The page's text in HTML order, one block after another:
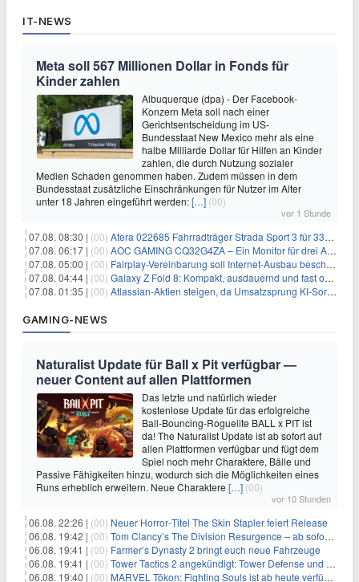
IT-NEWS
Meta soll 567 Millionen Dollar in Fonds für
Kinder zahlen
Albuquerque (dpa) - Der Facebook-
Konzern Meta soll nach einer
Gerichtsentscheidung im US-
Bundesstaat New Mexico mehr als eine
halbe Milliarde Dollar für Hilfen an Kinder
zahlen, die durch Nutzung sozialer
Medien Schaden genommen haben. Zudem müssen in dem
Bundesstaat zusätzliche Einschränkungen für Nutzer im Alter
unter 18 Jahren eingeführt werden:[…] (00)
vor 1 Stunde
07.08. 08:30 | (00) Atera 022685 Fahrradträger Strada Sport 3 für 337,48€
07.08. 06:17 | (00) AOC GAMING CQ32G4ZA – Ein Monitor für drei Arten von Spielen
07.08. 05:00 | (00) Fairplay-Vereinbarung soll Internet-Ausbau beschleunigen
07.08. 04:44 | (00) Galaxy Z Fold 8: Kompakt, ausdauernd und fast ohne Falte
07.08. 01:35 | (00) Atlassian-Aktien steigen, da Umsatzsprung KI-Sorgen dämpft
GAMING-NEWS
Naturalist Update für Ball x Pit verfügbar —
neuer Content auf allen Plattformen
Das letzte und natürlich wieder
kostenlose Update für das erfolgreiche
Ball-Bouncing-Roguelite BALL x PIT ist
da! The Naturalist Update ist ab sofort auf
allen Plattformen verfügbar und fügt dem
Spiel noch mehr Charaktere, Bälle und
Passive Fähigkeiten hinzu, wodurch sich die Möglichkeiten eines
Runs erheblich erweitern. Neue Charaktere […] (00)
vor 10 Stunden
06.08. 22:26 | (00) Neuer Horror‑Titel The Skin Stapler feiert Release
06.08. 19:42 | (00) Tom Clancy’s The Division Resurgence – ab sofort für euch verfügbar
06.08. 19:41 | (00) Farmer’s Dynasty 2 bringt euch neue Fahrzeuge
06.08. 19:41 | (00) Tower Tactics 2 angekündigt: Tower Defense und Deckbuilding Kombo kehrt zurück
06.08. 19:40 | (00) MARVEL Tōkon: Fighting Souls ist ab heute verfügbar